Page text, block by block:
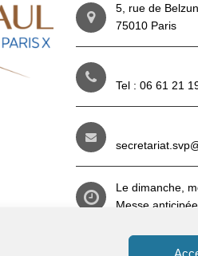
5, rue de
75010 Paris
Tel : 06 61 21
Le dimanche,
Messe
Reportez-vous